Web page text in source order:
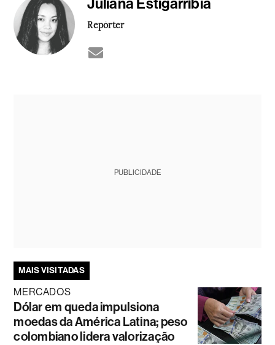
Juliana Estigarríbia
Repórter
PUBLICIDADE
MAIS VISITADAS
MERCADOS
Dólar em queda impulsiona
moedas da América Latina; peso
colombiano lidera valorização